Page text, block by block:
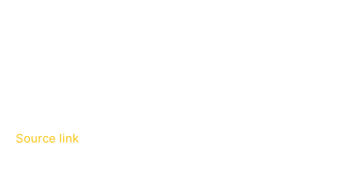
Source link